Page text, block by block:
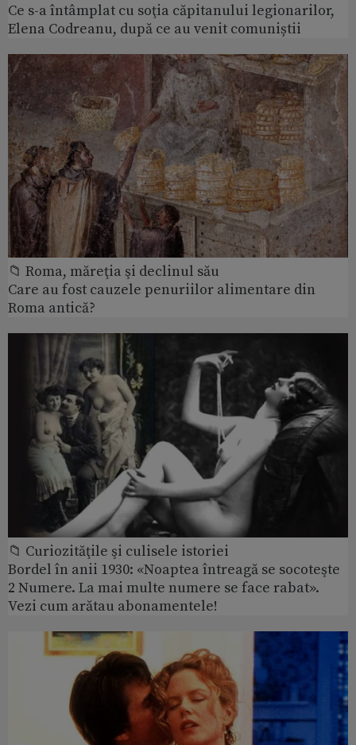
Ce s-a întâmplat cu soţia căpitanului legionarilor,
Elena Codreanu, după ce au venit comuniștii
📁 Roma, măreţia şi declinul său
Care au fost cauzele penuriilor alimentare din
Roma antică?
📁 Curiozităţile şi culisele istoriei
Bordel în anii 1930: «Noaptea întreagă se socoteşte
2 Numere. La mai multe numere se face rabat».
Vezi cum arătau abonamentele!